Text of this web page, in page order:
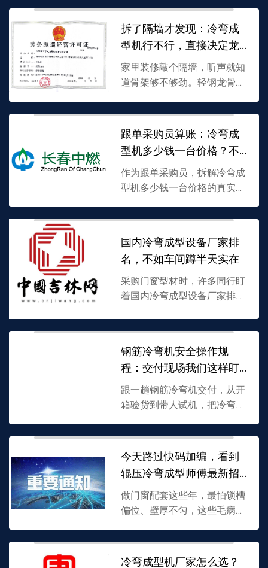
傅笔记，把辊压型冷弯成型机
工作原理讲透：钢板怎么通过
一排辊轮渐变递进成型，辊
花...
拆了隔墙才发现：冷弯成
型机行不行，直接决定龙
骨生死
家里装修敲个隔墙，听声就知
道骨架够不够劲。轻钢龙骨好
合与控速。我国冷弯成型行业
发展现状两极分化，有激光测
厚的自动线，也有全凭师傅
手...
跟单采购员算账：冷弯成
型机多少钱一台价格？不
只是裸机价
作为跟单采购员，拆解冷弯成
型机多少钱一台价格的真实成
运费、吊装、墙板成型机的壁
被忽略。某次常州项目因层
高...
国内冷弯成型设备厂家排
名，不如车间蹲半天实在
采购门窗型材时，许多同行盯
着国内冷弯成型设备厂家排名
精度的关键。本文用现场复
尺...
钢筋冷弯机安全操作规
程：交付现场我们这样盯
着干
跟一趟钢筋冷弯机交付，从开
箱验货到带人试机，把冷弯成
不上大词，只说车间里怎么划
线、怎么管住手、选装件哪里
容易踩坑，把钢筋冷弯机的
安...
今天路过快码加编，看到
辊压冷弯成型师傅最新招
聘
做门窗配套这些年，最怕锁槽
偏位、壁厚不匀，这些毛病全
稳。今天路过快码加编科技，
正好看到他们贴出辊压冷弯成
冷弯成型机厂家怎么选？